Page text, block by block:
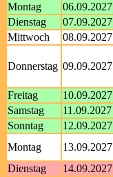
Montag
06.09.2027
Dienstag
07.09.2027
Mittwoch
08.09.2027
Donnerstag 09.09.2027
Freitag
10.09.2027
Samstag
11.09.2027
Sonntag
12.09.2027
Montag
13.09.2027
Dienstag
14.09.2027